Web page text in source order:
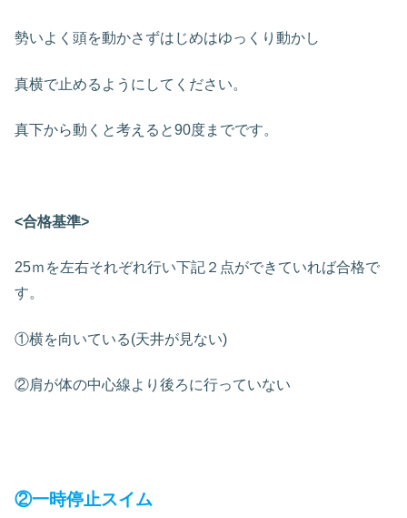
勢いよく頭を動かさずはじめはゆっくり動かし
真横で止めるようにしてください。
真下から動くと考えると90度までです。
<合格基準>
25ｍを左右それぞれ行い下記２点ができていれば合格で
す。
①横を向いている(天井が見ない)
②肩が体の中心線より後ろに行っていない
②一時停止スイム